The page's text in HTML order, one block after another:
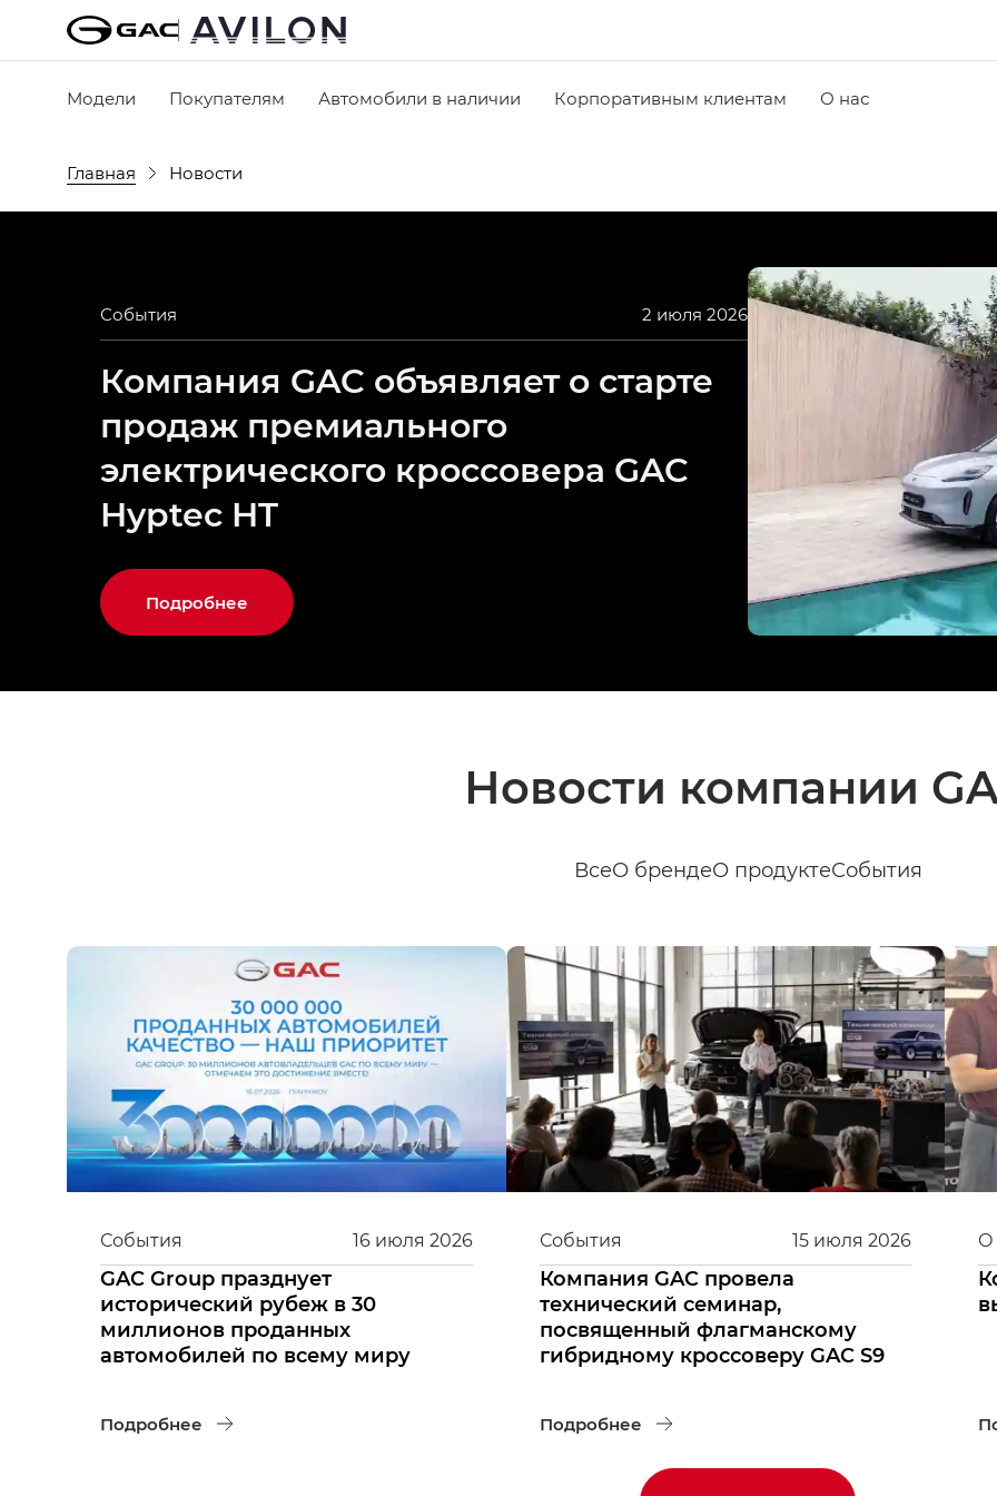
Модели Покупателям Автомобили в наличии Корпоративным клиентам О нас
Главная Новости
События 2 июля 2026
Компания GAC объявляет о старте
продаж премиального
электрического кроссовера GAC
Hyptec HT
Подробнее
Новости компании
ВсеО брендеО продуктеСобытия
16 июля 2026
События
GAC Group празднует
исторический рубеж в 30
миллионов проданных
автомобилей по всему миру
Подробнее
15 июля 2026
События
Компания GAC провела
технический семинар,
посвященный флагманскому
гибридному кроссоверу GAC S9
Подробнее
О